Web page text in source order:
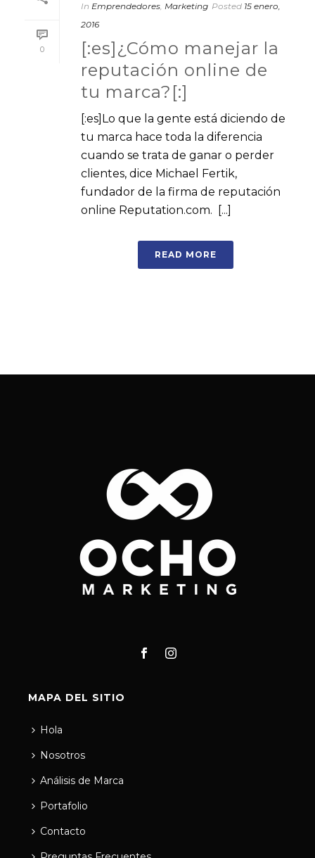
0
In Emprendedores, Marketing Posted 15 enero,
2016
[:es]¿Cómo manejar la
reputación online de
tu marca?[:]
[:es]Lo que la gente está diciendo de
tu marca hace toda la diferencia
cuando se trata de ganar o perder
clientes, dice Michael Fertik,
fundador de la firma de reputación
online Reputation.com. [...]
READ MORE
MAPA DEL SITIO
Hola
Nosotros
Análisis de Marca
Portafolio
Contacto